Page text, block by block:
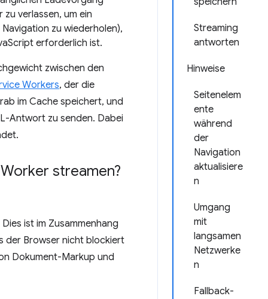
Streaming
antworten
Hinweise
Seitenelem
ente
während
der
Navigation
aktualisiere
n
Umgang
mit
langsamen
Netzwerke
n
Fallback-
verlassen, um ein
zu wiederholen),
erforderlich ist.
zwischen den
Workers, der die
im Cache speichert, und
Antwort zu senden. Dabei
streamen?
ist im Zusammenhang
der Browser nicht blockiert
Dokument-Markup und